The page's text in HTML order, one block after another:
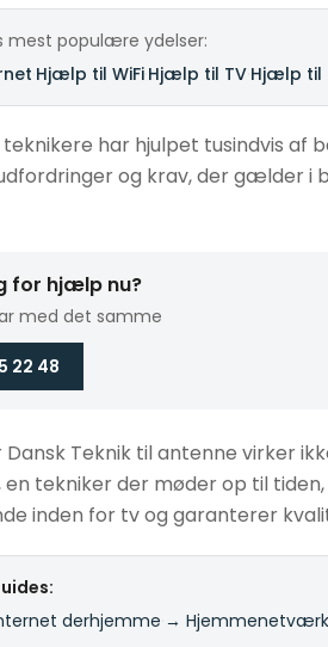
mest populære ydelser:
Hjælp til WiFi Hjælp til TV Hjælp
har hjulpet tusindvis af
og krav, der gælder i
for hjælp nu?
med det samme
22 48
Teknik til antenne virker
tekniker der møder op til
inden for tv og garanterer
derhjemme →